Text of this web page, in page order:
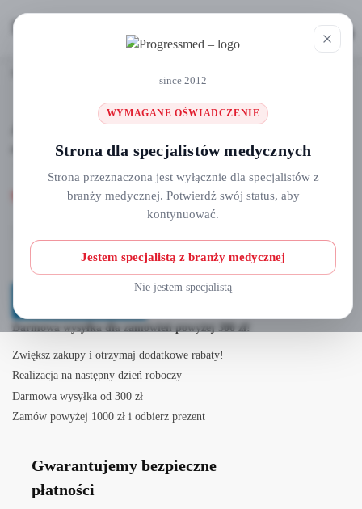
since 2012
WYMAGANE OŚWIADCZENIE
Strona dla specjalistów medycznych
Strona przeznaczona jest wyłącznie dla specjalistów z
branży medycznej. Potwierdź swój status, aby
kontynuować.
Jestem specjalistą z branży medycznej
Nie jestem specjalistą
Aplikatory do bondów-
TUBA
Darmowa wysyłka dla zamówień powyżej 300 zł!
Zwiększ zakupy i otrzymaj dodatkowe rabaty!
Realizacja na następny dzień roboczy
Darmowa wysyłka od 300 zł
Zamów powyżej 1000 zł i odbierz prezent
Gwarantujemy bezpieczne
płatności